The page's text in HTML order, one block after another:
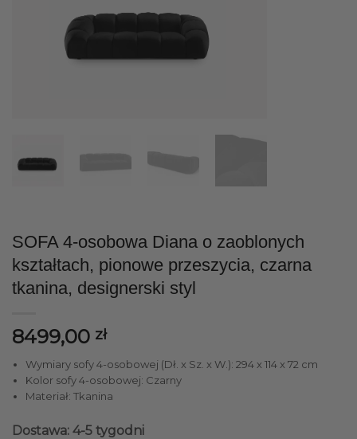
SOFA 4-osobowa Diana o zaoblonych
kształtach, pionowe przeszycia, czarna
tkanina, designerski styl
8499,00 zł
Wymiary sofy 4-osobowej (Dł. x Sz. x W.): 294 x 114 x 72 cm
Kolor sofy 4-osobowej: Czarny
Materiał: Tkanina
Dostawa: 4-5 tygodni